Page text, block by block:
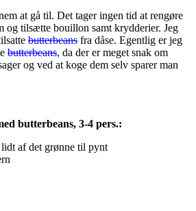
at gå til. Det tager ingen tid at rengøre
og tilsætte bouillon samt krydderier. Jeg
butterbeans fra dåse. Egentlig er jeg
butterbeans, da der er meget snak om
og ved at koge dem selv sparer man
butterbeans, 3-4 pers.:
af det grønne til pynt